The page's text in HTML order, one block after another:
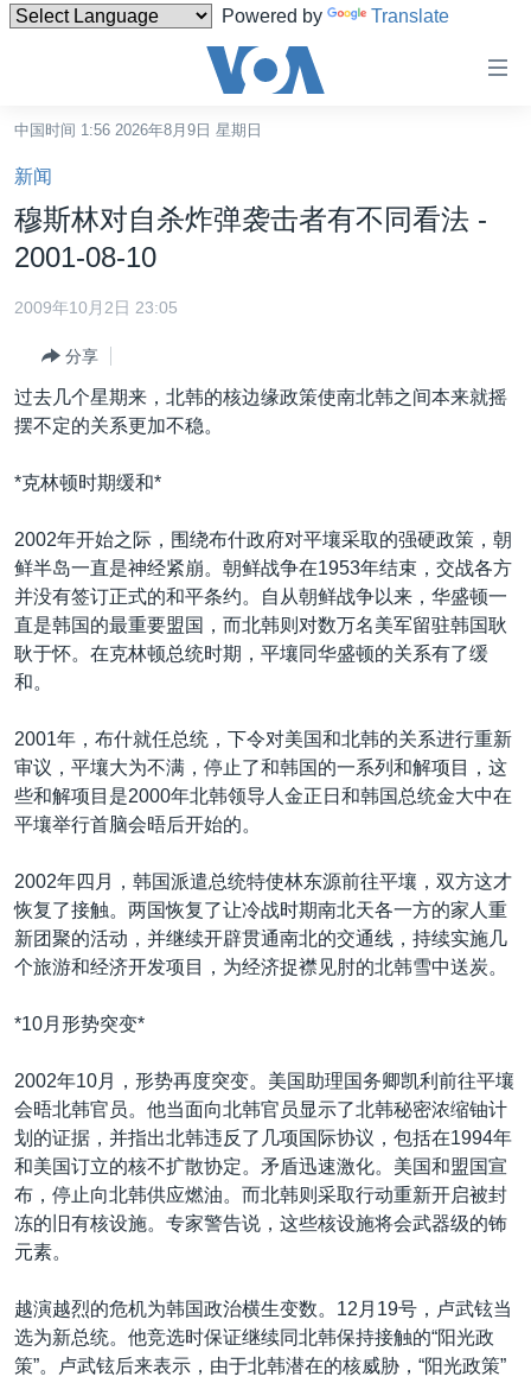
Powered by Translate
碍
链
接
跳
转
内
转
到
转
到
检
索
中国
国际
最新国际新闻
中东
欧洲
非洲
美洲
全球议题
分类新闻
人权·法律·宗教
科教·文娱·体健
军事
劳工
环境
热点专题
白宫要闻
国会报道
美中关系
美国建国250周年
美国之音专访
重要讲话与声明
台海两岸关系
南中国海争端
关注西藏
关注新疆
GEN Z 看美国
VOA视频
VOA今日焦点
中文广播
关注我们
中国时间 1:56 2026年8月9日 星期日
新闻
穆斯林对自杀炸弹袭击者有不同看法 -
2001-08-10
2009年10月2日 23:05
分享
过去几个星期来，北韩的核边缘政策使南北韩之间本来就摇
摆不定的关系更加不稳。
*克林顿时期缓和*
2002年开始之际，围绕布什政府对平壤采取的强硬政策，朝
鲜半岛一直是神经紧崩。朝鲜战争在1953年结束，交战各方
并没有签订正式的和平条约。自从朝鲜战争以来，华盛顿一
直是韩国的最重要盟国，而北韩则对数万名美军留驻韩国耿
耿于怀。在克林顿总统时期，平壤同华盛顿的关系有了缓
和。
2001年，布什就任总统，下令对美国和北韩的关系进行重新
审议，平壤大为不满，停止了和韩国的一系列和解项目，这
些和解项目是2000年北韩领导人金正日和韩国总统金大中在
平壤举行首脑会晤后开始的。
2002年四月，韩国派遣总统特使林东源前往平壤，双方这才
恢复了接触。两国恢复了让冷战时期南北天各一方的家人重
新团聚的活动，并继续开辟贯通南北的交通线，持续实施几
个旅游和经济开发项目，为经济捉襟见肘的北韩雪中送炭。
*10月形势突变*
2002年10月，形势再度突变。美国助理国务卿凯利前往平壤
会晤北韩官员。他当面向北韩官员显示了北韩秘密浓缩铀计
划的证据，并指出北韩违反了几项国际协议，包括在1994年
和美国订立的核不扩散协定。矛盾迅速激化。美国和盟国宣
布，停止向北韩供应燃油。而北韩则采取行动重新开启被封
冻的旧有核设施。专家警告说，这些核设施将会武器级的钸
元素。
越演越烈的危机为韩国政治横生变数。12月19号，卢武铉当
选为新总统。他竞选时保证继续同北韩保持接触的“阳光政
策”。卢武铉后来表示，由于北韩潜在的核威胁，“阳光政策”